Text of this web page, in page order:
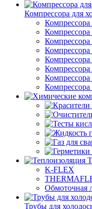
Компрессора для
Компрессора
K-FLEX
Обмоточная
Трубы для